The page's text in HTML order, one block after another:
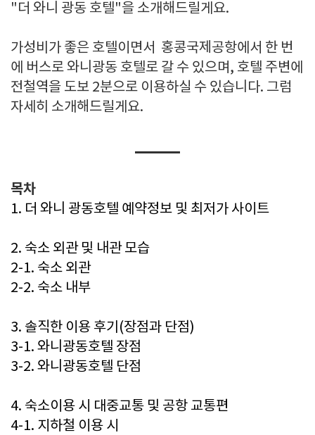
"더 와니 광동 호텔"을 소개해드릴게요.
가성비가 좋은 호텔이면서 홍콩국제공항에서 한 번
에 버스로 와니광동 호텔로 갈 수 있으며, 호텔 주변에
전철역을 도보 2분으로 이용하실 수 있습니다. 그럼
자세히 소개해드릴게요.
목차
1. 더 와니 광동호텔 예약정보 및 최저가 사이트
2. 숙소 외관 및 내관 모습
2-1. 숙소 외관
2-2. 숙소 내부
3. 솔직한 이용 후기(장점과 단점)
3-1. 와니광동호텔 장점
3-2. 와니광동호텔 단점
4. 숙소이용 시 대중교통 및 공항 교통편
4-1. 지하철 이용 시